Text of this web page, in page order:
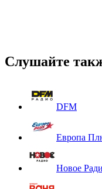
Слушайте
DFM
Европа
Новое